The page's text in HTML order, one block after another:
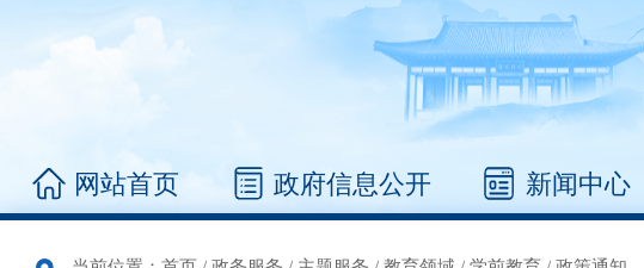
网站首页 政府信息公开 新闻中心